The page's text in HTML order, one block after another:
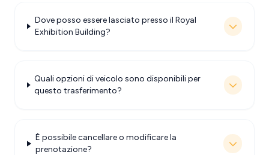
Dove posso essere lasciato presso il Royal
Exhibition Building?
Quali opzioni di veicolo sono disponibili per
questo trasferimento?
È possibile cancellare o modificare la
prenotazione?